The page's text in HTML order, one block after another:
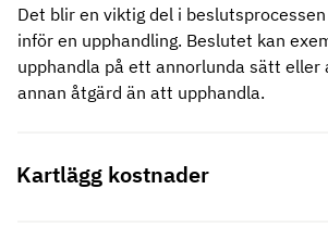
Det blir en viktig del i
inför en upphandling. Beslutet kan
upphandla på ett annorlunda sätt eller
annan åtgärd än att upphandla.
Kartlägg kostnader